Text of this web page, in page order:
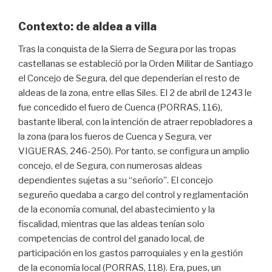
Contexto: de aldea a villa
Tras la conquista de la Sierra de Segura por las tropas
castellanas se estableció por la Orden Militar de Santiago
el Concejo de Segura, del que dependerían el resto de
aldeas de la zona, entre ellas Siles. El 2 de abril de 1243 le
fue concedido el fuero de Cuenca (PORRAS, 116),
bastante liberal, con la intención de atraer repobladores a
la zona (para los fueros de Cuenca y Segura, ver
VIGUERAS, 246-250). Por tanto, se configura un amplio
concejo, el de Segura, con numerosas aldeas
dependientes sujetas a su “señorío”. El concejo
segureño quedaba a cargo del control y reglamentación
de la economía comunal, del abastecimiento y la
fiscalidad, mientras que las aldeas tenían solo
competencias de control del ganado local, de
participación en los gastos parroquiales y en la gestión
de la economía local (PORRAS, 118). Era, pues, un